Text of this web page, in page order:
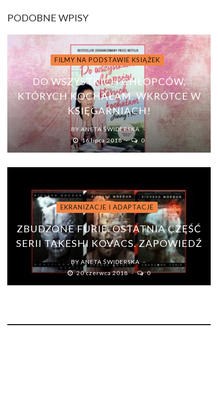
PODOBNE WPISY
FILMY NA PODSTAWIE KSIĄŻEK
DO WSZYSTKICH CHŁOPCÓW,
KTÓRYCH KOCHAŁAM. WKRÓTCE W
KSIĘGARNIACH!
BY ANETA ŚWIDERSKA
16 lipca 2018
0
EKRANIZACJE I ADAPTACJE
ZBUDZONE FURIE. OSTATNIA CZĘŚĆ
SERII TAKESHI KOVACS. ZAPOWIEDŹ
BY ANETA ŚWIDERSKA
20 czerwca 2018
0